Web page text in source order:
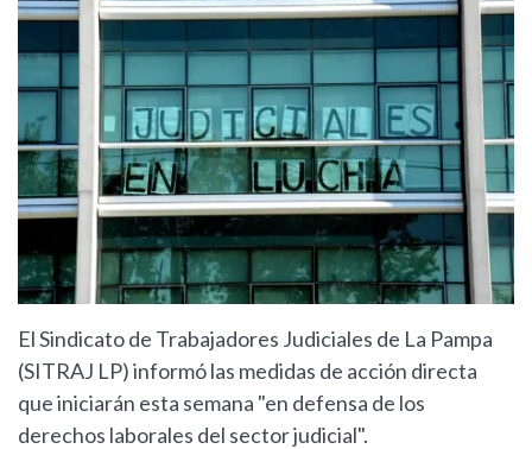
El Sindicato de Trabajadores Judiciales de La Pampa
(SITRAJ LP) informó las medidas de acción directa
que iniciarán esta semana "en defensa de los
derechos laborales del sector judicial".